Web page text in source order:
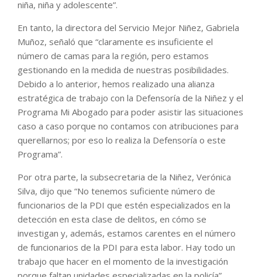
niña, niña y adolescente”.
En tanto, la directora del Servicio Mejor Niñez, Gabriela
Muñoz, señaló que “claramente es insuficiente el
número de camas para la región, pero estamos
gestionando en la medida de nuestras posibilidades.
Debido a lo anterior, hemos realizado una alianza
estratégica de trabajo con la Defensoría de la Niñez y el
Programa Mi Abogado para poder asistir las situaciones
caso a caso porque no contamos con atribuciones para
querellarnos; por eso lo realiza la Defensoría o este
Programa”.
Por otra parte, la subsecretaria de la Niñez, Verónica
Silva, dijo que “No tenemos suficiente número de
funcionarios de la PDI que estén especializados en la
detección en esta clase de delitos, en cómo se
investigan y, además, estamos carentes en el número
de funcionarios de la PDI para esta labor. Hay todo un
trabajo que hacer en el momento de la investigación